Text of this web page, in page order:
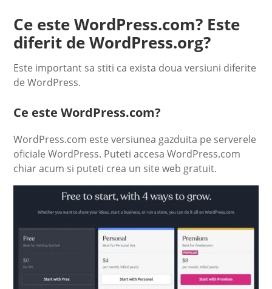
Ce este WordPress.com? Este
diferit de WordPress.org?
Este important sa stiti ca exista doua versiuni diferite
de WordPress.
Ce este WordPress.com?
WordPress.com este versiunea gazduita pe serverele
oficiale WordPress. Puteti accesa WordPress.com
chiar acum si puteti crea un site web gratuit.